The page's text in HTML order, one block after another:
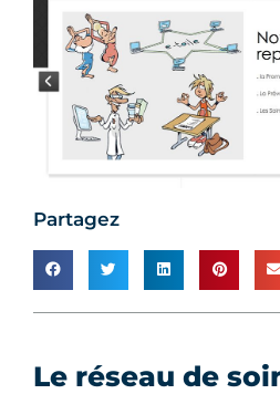
Partagez
Le réseau de